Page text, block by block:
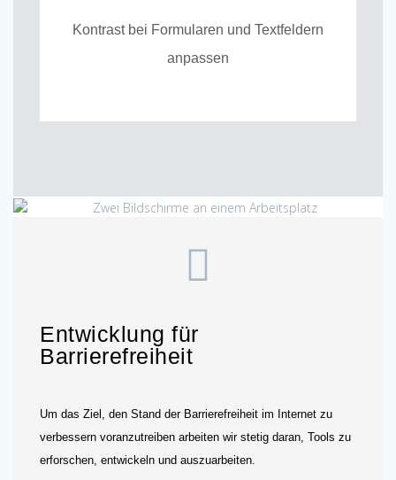
Kontrast bei Formularen und Textfeldern
anpassen
Entwicklung für
Barrierefreiheit
Um das Ziel, den Stand der Barrierefreiheit im Internet zu
verbessern voranzutreiben arbeiten wir stetig daran, Tools zu
erforschen, entwickeln und auszuarbeiten.